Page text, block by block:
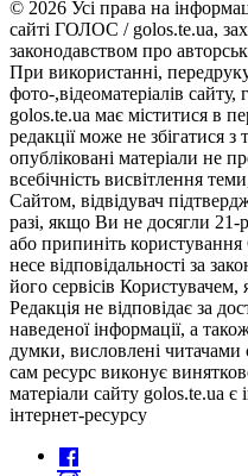
© 2026 Усі права на
сайті ГОЛОС / golos.te.ua,
законодавством про
При використанні,
фото-,відеоматеріалів
golos.te.ua має міститися в
редакції може не збігатися з
опубліковані матеріали не
всебічність висвітлення
Сайтом, відвідувач
разі, якщо Ви не досягли
або припиніть
несе відповідальності за
його сервісів Користувачем,
Редакція не відповідає за
наведеної інформації, а
думки, висловлені читачами
сам ресурс виконує
матеріали сайту golos.te.ua є
інтернет-ресурсу